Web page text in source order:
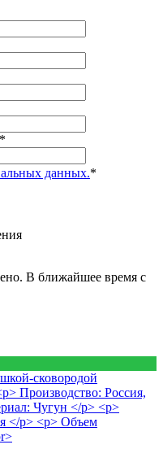
*
данных.*
В ближайшее время с